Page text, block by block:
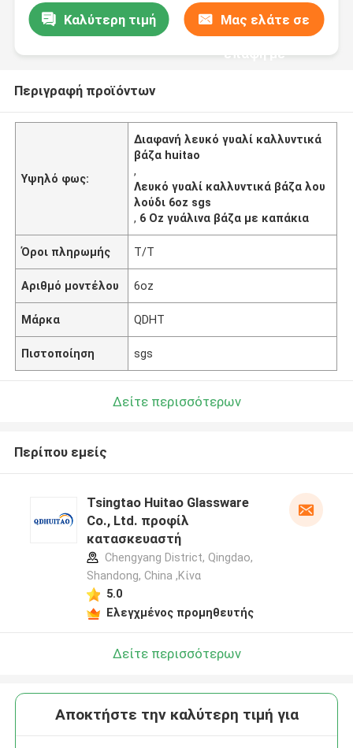
Καλύτερη τιμή Μας ελάτε σε
επαφή με
Περιγραφή προϊόντων
Υψηλό φως:
Διαφανή λευκό γυαλί καλλυντικά
βάζα huitao
,
Λευκό γυαλί καλλυντικά βάζα λου
λούδι 6oz sgs
, 6 Oz γυάλινα βάζα με καπάκια
Όροι πληρωμής T/T
Αριθμό μοντέλου 6oz
Μάρκα QDHT
Πιστοποίηση sgs
Δείτε περισσότερων
Περίπου εμείς
Tsingtao Huitao Glassware
Co., Ltd. προφίλ
κατασκευαστή
Chengyang District, Qingdao,
Shandong, China ,Κίνα
5.0
Ελεγχμένος προμηθευτής
Δείτε περισσότερων
Αποκτήστε την καλύτερη τιμή για